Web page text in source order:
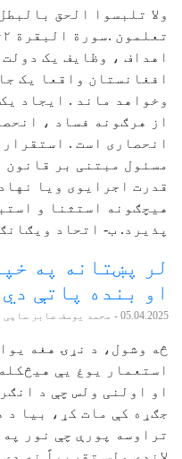
ولا تلبسوا الحق
تعلمون .سورة البقرة ۴۲ ایة
اهداف ، وظایف یک
افغانستان واقعا یک
وخواهد ماند . ایجاد
از هرګونه فساد ،
انحصاری است .
مسئول مبتنی بر قانون
قدرت اجرايوی ویا
هیچګونه استثنا و
پذیرد. ب- اتحاد
لر پښتانه په
او بنده پاتې دي
05.04.2025 - محمد یوسف صابر ساپی
څه وشول، د نړۍ هغه
استعمار یوغ یې
او اولنی ولس چې د
جګړه کې مات کړ، بیا د
تراوسه پورې چې نور